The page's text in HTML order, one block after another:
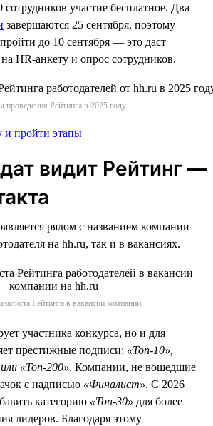
участие бесплатное. Два
завершаются 25 сентября, поэтому
до 10 сентября — это даст
HR-анкету и опрос сотрудников.
проведения Рейтинга в 2025 году
и пройти этапы
видит Рейтинг —
рядом с названием компании —
на hh.ru, так и в вакансиях.
Рейтинга в вакансии компании
участника конкурса, но и для
престижные подписи: «Топ-10»,
«Топ-200». Компании, не вошедшие
с надписью «Финалист». С 2026
категорию «Топ-30» для более
лидеров. Благодаря этому